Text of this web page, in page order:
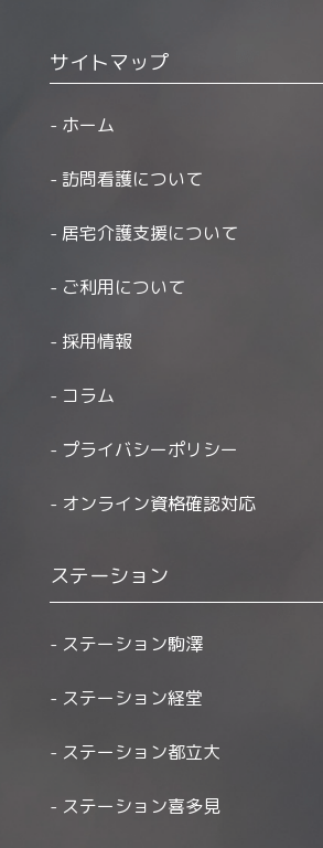
サイトマップ
ホーム
訪問看護について
居宅介護支援について
ご利用について
採用情報
コラム
プライバシーポリシー
オンライン資格確認対応
ステーション
ステーション駒澤
ステーション経堂
ステーション都立大
ステーション喜多見